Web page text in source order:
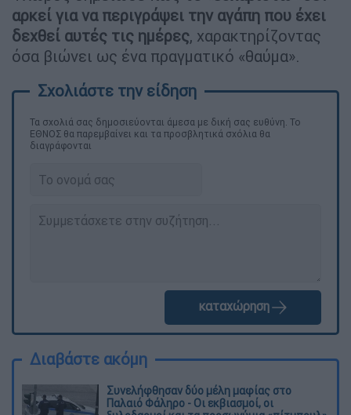
αρκεί για να περιγράψει την αγάπη που έχει
δεχθεί αυτές τις ημέρες, χαρακτηρίζοντας
όσα βιώνει ως ένα πραγματικό «θαύμα».
Τα σχολιά σας δημοσιεύονται άμεσα με δική σας ευθύνη. Το
ΕΘΝΟΣ θα παρεμβαίνει και τα προσβλητικά σχόλια θα
διαγράφονται
καταχώρηση
Διαβάστε ακόμη
Συνελήφθησαν δύο μέλη μαφίας στο
Παλαιό Φάληρο - Οι εκβιασμοί, οι